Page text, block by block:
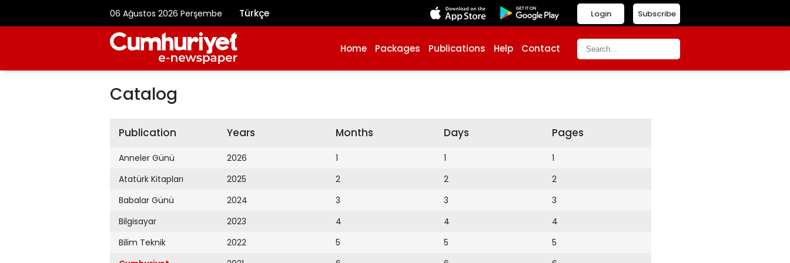
06 Ağustos 2026 Perşembe Türkçe Subscribe
Login
Home Packages Publications Help Contact
Catalog
Publication
Anneler Günü
Atatürk Kitapları
Babalar Günü
Bilgisayar
Bilim Teknik
Years
2026
2025
2024
2023
2022
Months
1
2
3
4
5
Days
1
2
3
4
5
Pages
1
2
3
4
5